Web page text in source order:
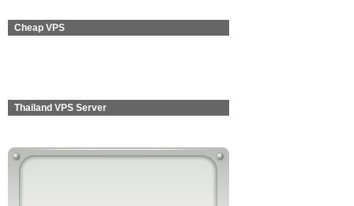
Cheap VPS
Thailand VPS Server